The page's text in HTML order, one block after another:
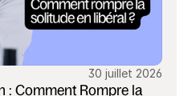
30 juillet 2026
: Comment Rompre la